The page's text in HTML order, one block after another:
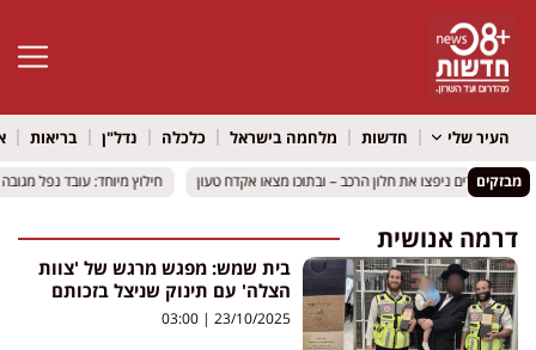
פתח
העיר שלי חדשות מלחמה בישראל כלכלה נדל"ן בריאות
מבזקים
השוטרים ניפצו את חלון הרכב – ובתוכו מצאו אקדח טעון
השוטרים ניפצו את חלון הרכב – ובתוכו מצאו אקדח טעון חילוץ מיוחד: עובד נפל
חילוץ מיוחד: עובד נפל
דרמה אנושית
בית שמש: מפגש מרגש של 'צוות
הצלה' עם תינוק שניצל בזכותם
23/10/2025